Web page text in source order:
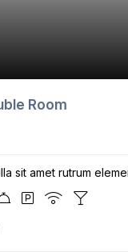
Room
sit amet rutrum